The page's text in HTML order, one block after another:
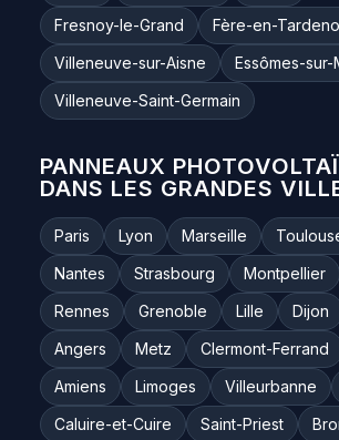
Fresnoy-le-Grand
Fère-en-
Villeneuve-sur-Aisne
Essômes-sur-
Villeneuve-Saint-Germain
PANNEAUX
DANS LES GRANDES
Paris Lyon Marseille
Nantes
Strasbourg Montpellier
Rennes
Grenoble Lille Dijon
Angers
Metz Clermont-Ferrand
Amiens
Limoges Villeurbanne
Caluire-et-Cuire
Saint-Priest